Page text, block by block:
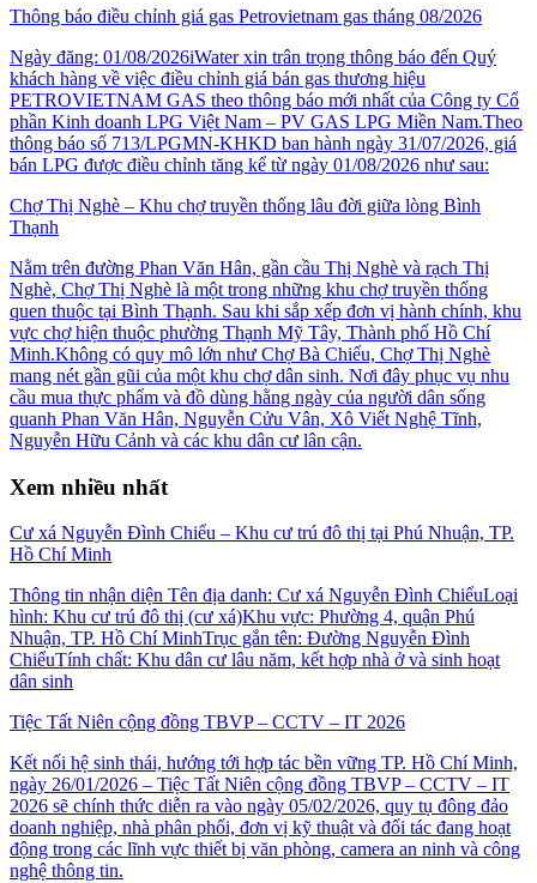
Thông báo điều chỉnh giá gas Petrovietnam gas tháng 08/2026
Ngày đăng: 01/08/2026iWater xin trân trọng thông báo đến Quý
khách hàng về việc điều chỉnh giá bán gas thương hiệu
PETROVIETNAM GAS theo thông báo mới nhất của Công ty Cổ
phần Kinh doanh LPG Việt Nam – PV GAS LPG Miền Nam.Theo
thông báo số 713/LPGMN-KHKD ban hành ngày 31/07/2026, giá
bán LPG được điều chỉnh tăng kể từ ngày 01/08/2026 như sau:
Chợ Thị Nghè – Khu chợ truyền thống lâu đời giữa lòng Bình
Thạnh
Nằm trên đường Phan Văn Hân, gần cầu Thị Nghè và rạch Thị
Nghè, Chợ Thị Nghè là một trong những khu chợ truyền thống
quen thuộc tại Bình Thạnh. Sau khi sắp xếp đơn vị hành chính, khu
vực chợ hiện thuộc phường Thạnh Mỹ Tây, Thành phố Hồ Chí
Minh.Không có quy mô lớn như Chợ Bà Chiểu, Chợ Thị Nghè
mang nét gần gũi của một khu chợ dân sinh. Nơi đây phục vụ nhu
cầu mua thực phẩm và đồ dùng hằng ngày của người dân sống
quanh Phan Văn Hân, Nguyễn Cửu Vân, Xô Viết Nghệ Tĩnh,
Nguyễn Hữu Cảnh và các khu dân cư lân cận.
Xem nhiều nhất
Cư xá Nguyễn Đình Chiểu – Khu cư trú đô thị tại Phú Nhuận, TP.
Hồ Chí Minh
Thông tin nhận diện Tên địa danh: Cư xá Nguyễn Đình ChiểuLoại
hình: Khu cư trú đô thị (cư xá)Khu vực: Phường 4, quận Phú
Nhuận, TP. Hồ Chí MinhTrục gắn tên: Đường Nguyễn Đình
ChiểuTính chất: Khu dân cư lâu năm, kết hợp nhà ở và sinh hoạt
dân sinh
Tiệc Tất Niên cộng đồng TBVP – CCTV – IT 2026
Kết nối hệ sinh thái, hướng tới hợp tác bền vững TP. Hồ Chí Minh,
ngày 26/01/2026 – Tiệc Tất Niên cộng đồng TBVP – CCTV – IT
2026 sẽ chính thức diễn ra vào ngày 05/02/2026, quy tụ đông đảo
doanh nghiệp, nhà phân phối, đơn vị kỹ thuật và đối tác đang hoạt
động trong các lĩnh vực thiết bị văn phòng, camera an ninh và công
nghệ thông tin.